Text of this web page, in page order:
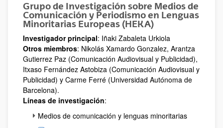
Grupo de Investigación sobre Medios de
Comunicación y Periodismo en Lenguas
Minoritarias Europeas (HEKA)
Investigador principal: Iñaki Zabaleta Urkiola
Otros miembros: Nikolás Xamardo Gonzalez, Arantza
Gutierrez Paz (Comunicación Audiovisual y Publicidad),
Itxaso Fernández Astobiza (Comunicación Audiovisual y
Publicidad) y Carme Ferré (Universidad Autónoma de
Barcelona).
Líneas de investigación:
Medios de comunicación y lenguas minoritarias